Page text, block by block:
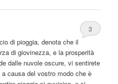
3
di pioggia, denota che il
di giovinezza, e la prosperità
dalle nuvole oscure, vi sentirete
causa del vostro modo che è